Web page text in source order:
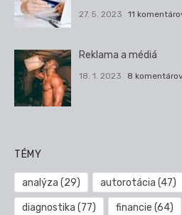
27. 5. 2023 11
Reklama a médiá
18. 1. 2023 8 komentárov
TÉMY
analýza (29) autorotácia (47)
diagnostika (77) financie (64)